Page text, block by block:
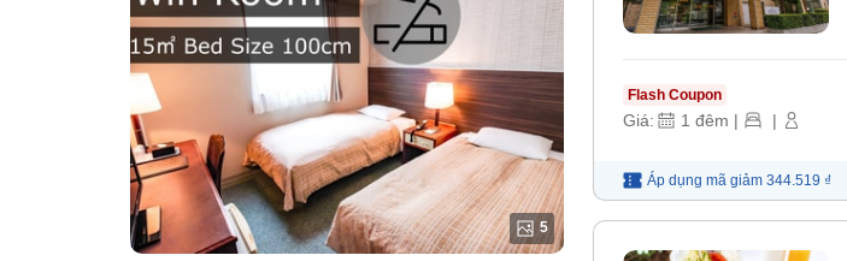
5
Flash Coupon
Giá: 1 đêm | |
Áp dụng mã giảm 344.519 ₫